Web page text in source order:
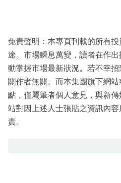
免責聲明：本專頁刊載的所有
途。市場瞬息萬變，讀者在作
動掌握市場最新狀況。若不幸
關作者無關。而本集團旗下網
點，僅屬筆者個人意見，與新
站對因上述人士張貼之資訊內
責。